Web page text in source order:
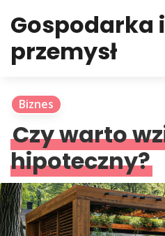
Gospodarka i
przemysł
Biznes
Czy warto
hipoteczny?